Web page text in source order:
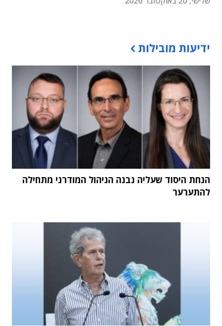
ידיעות מובילות
הנחת היסוד שעליה נבנה הניהול המודרני מתחילה
להתערער